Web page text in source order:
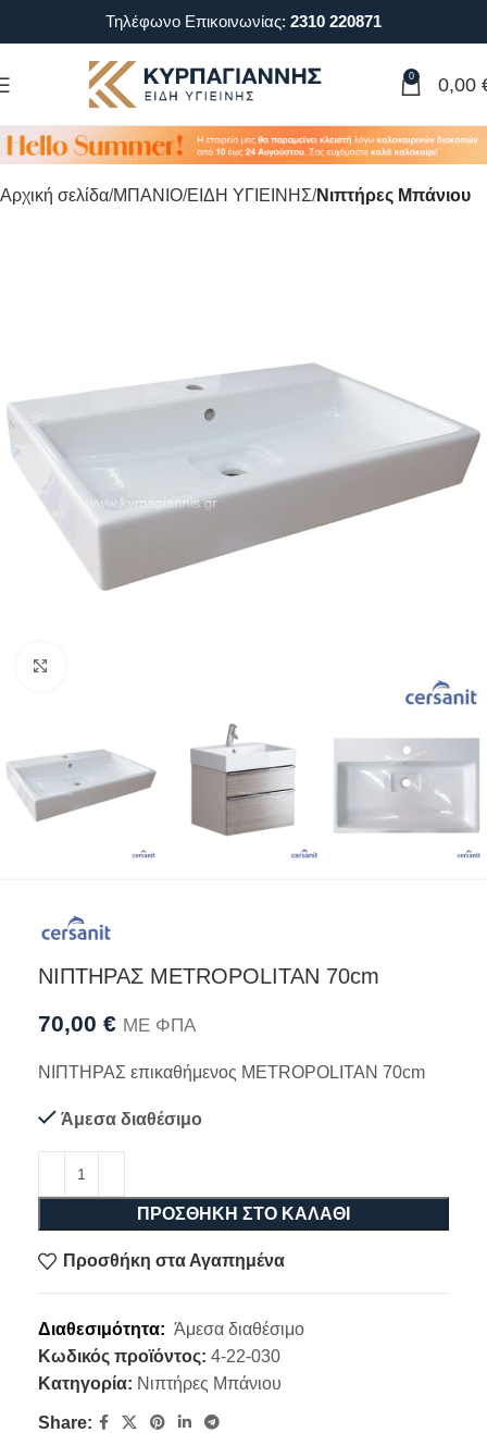
Τηλέφωνο Επικοινωνίας: 2310 220871
0 0,00
Αρχική σελίδα ΜΠΑΝΙΟ ΕΙΔΗ ΥΓΙΕΙΝΗΣ Νιπτήρες Μπάνιου
ΝΙΠΤΗΡΑΣ METROPOLITAN 70cm
70,00 € ΜΕ ΦΠΑ
ΝΙΠΤΗΡΑΣ επικαθήμενος METROPOLITAN 70cm
Άμεσα διαθέσιμο
ΠΡΟΣΘΉΚΗ ΣΤΟ ΚΑΛΆΘΙ
Προσθήκη στα Αγαπημένα
Διαθεσιμότητα: Άμεσα διαθέσιμο
Κωδικός προϊόντος: 4-22-030
Κατηγορία: Νιπτήρες Μπάνιου
Share: